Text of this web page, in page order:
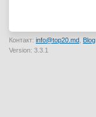
Контакт: info@top20.md Blog
Version: 3.3.1